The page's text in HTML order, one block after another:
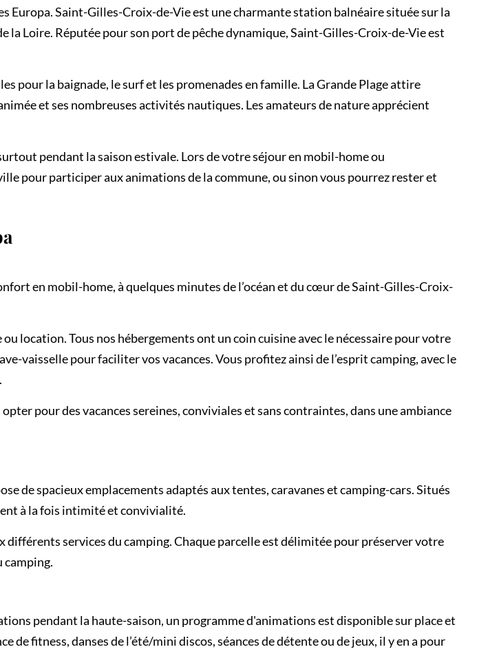
Saint-Gilles-Croix-de-Vie est une charmante station balnéaire située sur la
la Loire. Réputée pour son port de pêche dynamique, Saint-Gilles-Croix-de-Vie est
pour la baignade, le surf et les promenades en famille. La Grande Plage attire
et ses nombreuses activités nautiques. Les amateurs de nature apprécient
pendant la saison estivale. Lors de votre séjour en mobil-home ou
pour participer aux animations de la commune, ou sinon vous pourrez rester et
en mobil-home, à quelques minutes de l’océan et du cœur de Saint-Gilles-Croix-
location. Tous nos hébergements ont un coin cuisine avec le nécessaire pour votre
vaisselle pour faciliter vos vacances. Vous profitez ainsi de l’esprit camping, avec le
pour des vacances sereines, conviviales et sans contraintes, dans une ambiance
de spacieux emplacements adaptés aux tentes, caravanes et camping-cars. Situés
à la fois intimité et convivialité.
différents services du camping. Chaque parcelle est délimitée pour préserver votre
camping.
pendant la haute-saison, un programme d'animations est disponible sur place et
fitness, danses de l’été/mini discos, séances de détente ou de jeux, il y en a pour